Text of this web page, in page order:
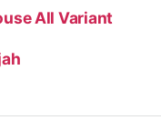
All Variant